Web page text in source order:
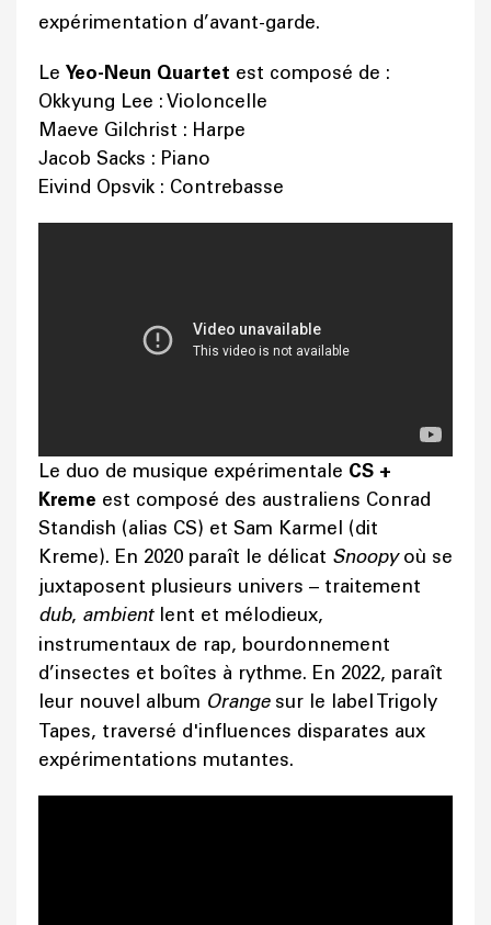
expérimentation d’avant-garde.
Le Yeo-Neun Quartet est composé de :
Okkyung Lee : Violoncelle
Maeve Gilchrist : Harpe
Jacob Sacks : Piano
Eivind Opsvik : Contrebasse
Le duo de musique expérimentale CS +
Kreme est composé des australiens Conrad
Standish (alias CS) et Sam Karmel (dit
Kreme). En 2020 paraît le délicat Snoopy où se
juxtaposent plusieurs univers – traitement
dub, ambient lent et mélodieux,
instrumentaux de rap, bourdonnement
d’insectes et boîtes à rythme. En 2022, paraît
leur nouvel album Orange sur le label Trigoly
Tapes, traversé d'influences disparates aux
expérimentations mutantes.